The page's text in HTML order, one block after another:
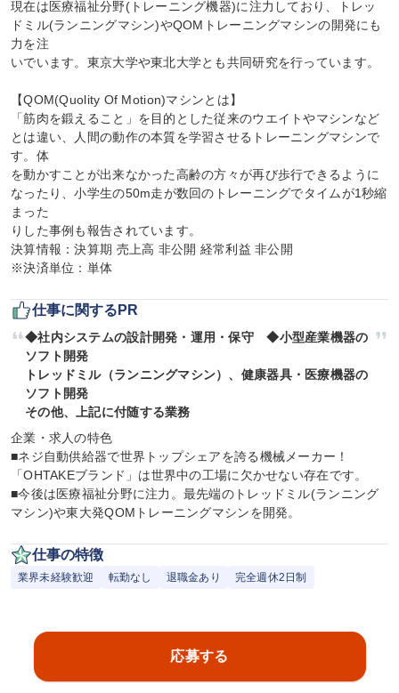
現在は医療福祉分野(トレーニング機器)に注力しており、トレッ
ドミル(ランニングマシン)やQOMトレーニングマシンの開発にも
力を注
いでいます。東京大学や東北大学とも共同研究を行っています。
【QOM(Quolity Of Motion)マシンとは】
「筋肉を鍛えること」を目的とした従来のウエイトやマシンなど
とは違い、人間の動作の本質を学習させるトレーニングマシンで
す。体
を動かすことが出来なかった高齢の方々が再び歩行できるように
なったり、小学生の50m走が数回のトレーニングでタイムが1秒縮
まった
りした事例も報告されています。
決算情報：決算期 売上高 非公開 経常利益 非公開
※決済単位：単体
仕事に関するPR
◆社内システムの設計開発・運用・保守　◆小型産業機器の
ソフト開発
トレッドミル（ランニングマシン）、健康器具・医療機器の
ソフト開発
その他、上記に付随する業務
企業・求人の特色
■ネジ自動供給器で世界トップシェアを誇る機械メーカー！
「OHTAKEブランド」は世界中の工場に欠かせない存在です。
■今後は医療福祉分野に注力。最先端のトレッドミル(ランニング
マシン)や東大発QOMトレーニングマシンを開発。
仕事の特徴
業界未経験歓迎 転勤なし 退職金あり 完全週休2日制
応募する